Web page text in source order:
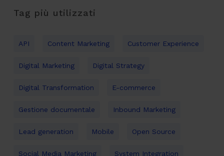
Tag più utilizzati
API Content Marketing Customer Experience
Digital Marketing Digital Strategy
Digital Transformation E-commerce
Gestione documentale Inbound Marketing
Lead generation Mobile Open Source
Social Media Marketing System Integration